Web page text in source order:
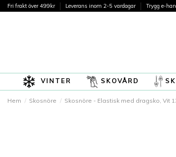
Fri frakt över 499kr Leverans inom 2-5 vardagar Trygg e-
VINTER SKOVÅRD
Hem Skosnöre Skosnöre - Elastisk med dragsko, Vit